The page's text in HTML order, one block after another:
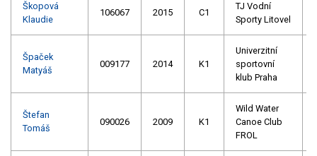
Škopová
Klaudie
106067 2015 C1
TJ Vodní
Sporty Litovel
Špaček
Matyáš
009177 2014 K1
Univerzitní
sportovní
klub Praha
Štefan
Tomáš
090026 2009 K1
Wild Water
Canoe Club
FROL